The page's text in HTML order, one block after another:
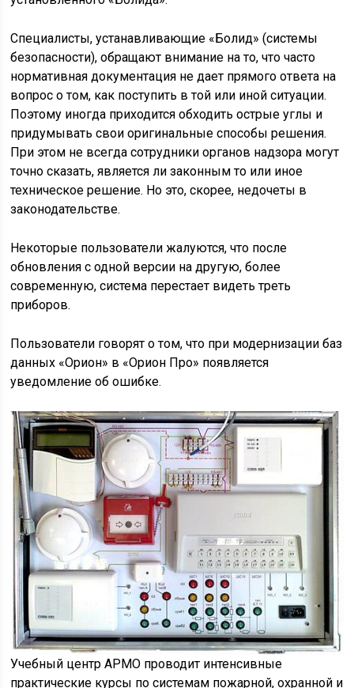
Специалисты, устанавливающие «Болид» (системы
безопасности), обращают внимание на то, что часто
нормативная документация не дает прямого ответа на
вопрос о том, как поступить в той или иной ситуации.
Поэтому иногда приходится обходить острые углы и
придумывать свои оригинальные способы решения.
При этом не всегда сотрудники органов надзора могут
точно сказать, является ли законным то или иное
техническое решение. Но это, скорее, недочеты в
законодательстве.
Некоторые пользователи жалуются, что после
обновления с одной версии на другую, более
современную, система перестает видеть треть
приборов.
Пользователи говорят о том, что при модернизации баз
данных «Орион» в «Орион Про» появляется
уведомление об ошибке.
Учебный центр АРМО проводит интенсивные
практические курсы по системам пожарной, охранной и